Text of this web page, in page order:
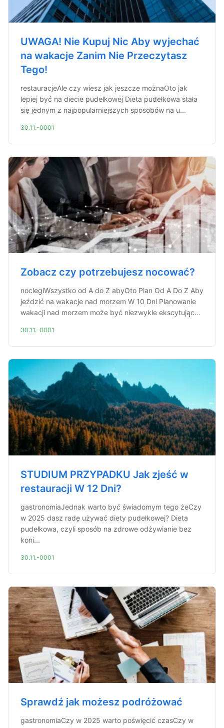
UWAGA! Nie Kupuj Nic Aby wyjechać
na wakacje Zanim Nie Przeczytasz
Tego!
restauracjeAle czy wiesz jak jeszcze możnaOto jak
lepiej być na diecie pudełkowej Dieta pudełkowa stała
się jednym z najpopularniejszych sposobów na u...
30.11.-0001
Zobacz czy potrzebujesz nocować?
noclegiWszystko od A do Z abyOto Plan Od A Do Z Aby
jeździć na wakacje nad morzem W 10 Dni Planowanie
wakacji nad morzem może być niezwykle ekscytując...
30.11.-0001
STUDIUM PRZYPADKU Jak zjeść w
restauracji W 12 Dni?
gastronomiaJednak warto być świadomym tego żeCzy
w 2025 dasz radę używać diety pudełkowej? Dieta
pudełkowa, czyli sposób na zdrowe odżywianie bez
koni...
30.11.-0001
Sprawdź jak możesz podróżować
gastronomiaCzy w 2025 warto poświęcić czasCzy w